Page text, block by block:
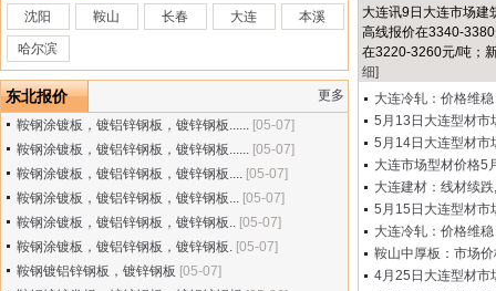
沈阳 鞍山 长春 大连 本溪
哈尔滨
东北报价
更多
鞍钢涂镀板，镀铝锌钢板，镀锌钢板...... [05-07]
鞍钢涂镀板，镀铝锌钢板，镀锌钢板...... [05-07]
鞍钢涂镀板，镀铝锌钢板，镀锌钢板.... [05-07]
鞍钢涂镀板，镀铝锌钢板，镀锌钢板... [05-07]
鞍钢涂镀板，镀铝锌钢板，镀锌钢板.. [05-07]
鞍钢涂镀板，镀铝锌钢板，镀锌钢板. [05-07]
鞍钢镀铝锌钢板，镀锌钢板 [05-07]
大连讯9日大连市场建
高线报价在3340-
在3220-3260元/吨；
细]
大连冷轧：价格维
5月13日大连型材市
5月14日大连型材市
大连市场型材价格5
大连建材：线材续
5月15日大连型材市
大连冷轧：价格维
鞍山中厚板：市场
4月25日大连型材市